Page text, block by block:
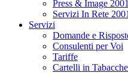
Press & Image 2001
Servizi In Rete 2001
Servizi
Domande e
Consulenti per Voi
Tariffe
Cartelli in